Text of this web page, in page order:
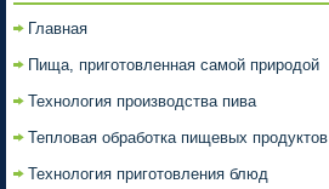
Главная
Пища, приготовленная самой природой
Технология производства пива
Тепловая обработка пищевых продуктов
Технология приготовления блюд